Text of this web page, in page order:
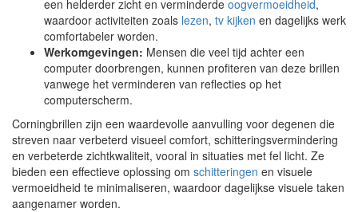
een helderder zicht en verminderde oogvermoeidheid,
waardoor activiteiten zoals lezen, tv kijken en dagelijks werk
comfortabeler worden.
Werkomgevingen: Mensen die veel tijd achter een
computer doorbrengen, kunnen profiteren van deze brillen
vanwege het verminderen van reflecties op het
computerscherm.
Corningbrillen zijn een waardevolle aanvulling voor degenen die
streven naar verbeterd visueel comfort, schitteringsvermindering
en verbeterde zichtkwaliteit, vooral in situaties met fel licht. Ze
bieden een effectieve oplossing om schitteringen en visuele
vermoeidheid te minimaliseren, waardoor dagelijkse visuele taken
aangenamer worden.